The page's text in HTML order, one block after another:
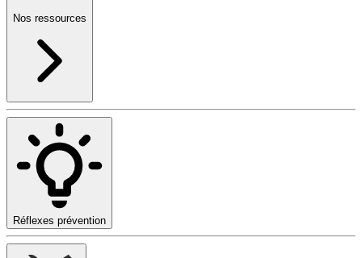
Nos ressources
Réflexes prévention